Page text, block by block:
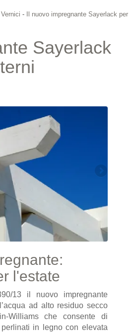
Vernici - Il nuovo impregnante Sayerlack per
Sayerlack
l'estate
13 il nuovo impregnante
ad alto residuo secco
Williams che consente di
in legno con elevata